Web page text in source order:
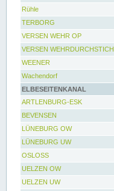
Rühle
TERBORG
VERSEN WEHR OP
VERSEN WEHRDURCHSTICH
WEENER
Wachendorf
ELBESEITENKANAL
ARTLENBURG-ESK
BEVENSEN
LÜNEBURG OW
LÜNEBURG UW
OSLOSS
UELZEN OW
UELZEN UW